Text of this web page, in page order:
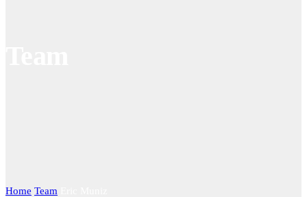
Home Team